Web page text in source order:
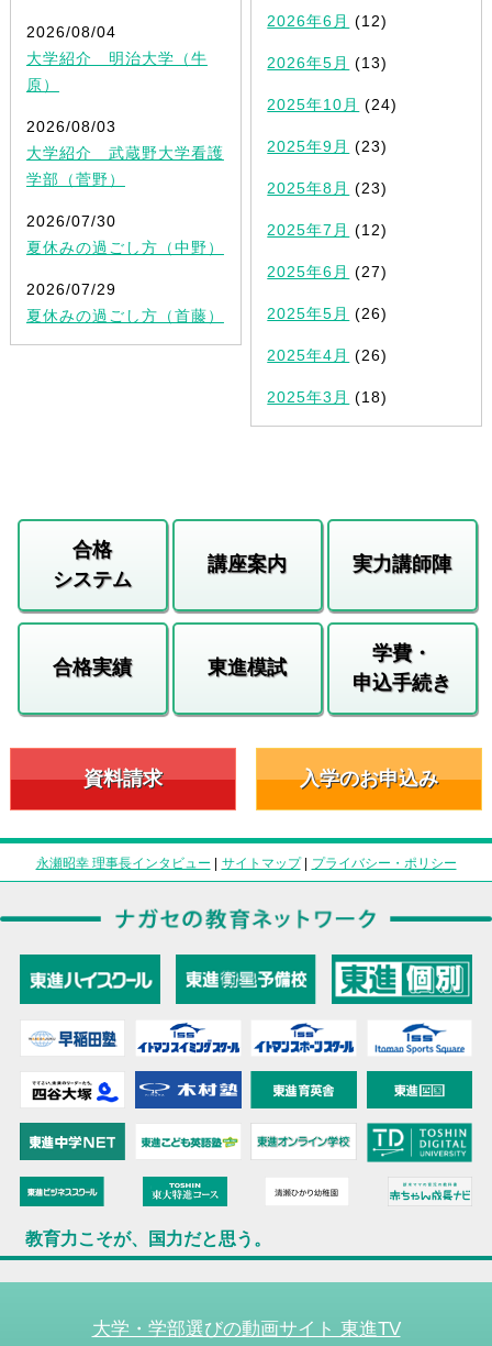
2026/08/04
大学紹介 明治大学（牛
原）
2026/08/03
大学紹介 武蔵野大学看護
学部（菅野）
2026/07/30
夏休みの過ごし方（中野）
2026/07/29
夏休みの過ごし方（首藤）
2026年6月 (12)
2026年5月 (13)
2025年10月 (24)
2025年9月 (23)
2025年8月 (23)
2025年7月 (12)
2025年6月 (27)
2025年5月 (26)
2025年4月 (26)
2025年3月 (18)
合格
システム
講座案内 実力講師陣
合格実績 東進模試
学費・
申込手続き
資料請求 入学のお申込み
永瀬昭幸 理事長インタビュー | サイトマップ| プライバシー・ポリシー
教育力こそが、国力だと思う。
大学・学部選びの動画サイト 東進TV